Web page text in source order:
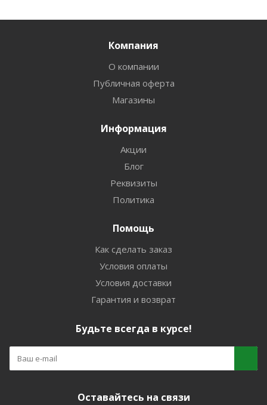
Компания
О компании
Публичная оферта
Магазины
Информация
Акции
Блог
Реквизиты
Политика
Помощь
Как сделать заказ
Условия оплаты
Условия доставки
Гарантия и возврат
Будьте всегда в курсе!
Оставайтесь на связи